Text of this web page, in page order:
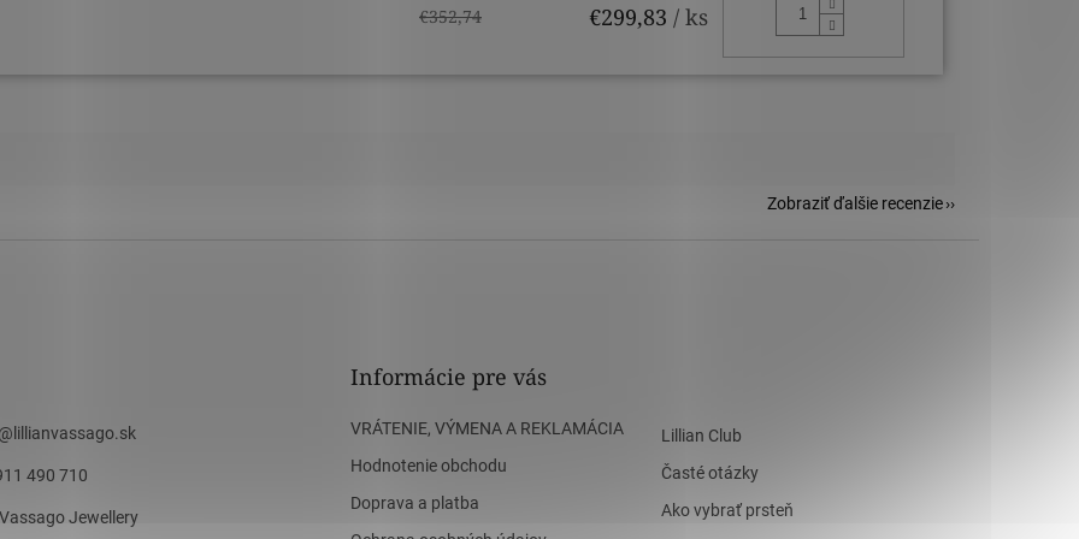
€352,74 €299,83 / ks
Zobraziť ďalšie recenzie
@ lillianvassago.sk
490 710
Jewellery
Informácie pre vás
VRÁTENIE, VÝMENA A REKLAMÁCIA
Hodnotenie obchodu
Doprava a platba
Lillian Club
Časté otázky
Ako vybrať prsteň